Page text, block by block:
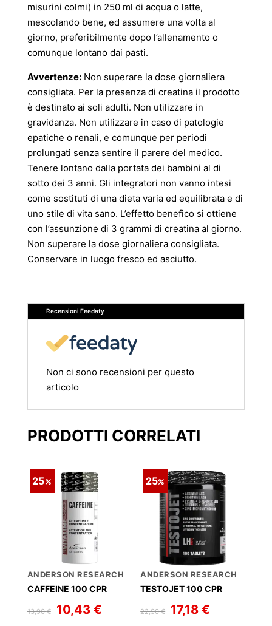
misurini colmi) in 250 ml di acqua o latte,
mescolando bene, ed assumere una volta al
giorno, preferibilmente dopo l’allenamento o
comunque lontano dai pasti.
Avvertenze:Non superare la dose giornaliera
consigliata. Per la presenza di creatina il prodotto
è destinato ai soli adulti. Non utilizzare in
gravidanza. Non utilizzare in caso di patologie
epatiche o renali, e comunque per periodi
prolungati senza sentire il parere del medico.
Tenere lontano dalla portata dei bambini al di
sotto dei 3 anni. Gli integratori non vanno intesi
come sostituti di una dieta varia ed equilibrata e di
uno stile di vita sano. L’effetto benefico si ottiene
con l’assunzione di 3 grammi di creatina al giorno.
Non superare la dose giornaliera consigliata.
Conservare in luogo fresco ed asciutto.
Recensioni Feedaty
Non ci sono recensioni per questo
articolo
PRODOTTI CORRELATI
25
ANDERSON RESEARCH
CAFFEINE 100 CPR
13,90€
Il
prezzo
10,43 €Il
prezzo
25
ANDERSON RESEARCH
TESTOJET 100 CPR
22,90€
Il
prezzo
17,18€